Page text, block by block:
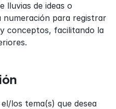
lluvias de ideas o
numeración para registrar
conceptos, facilitando la
los tema(s) que desea